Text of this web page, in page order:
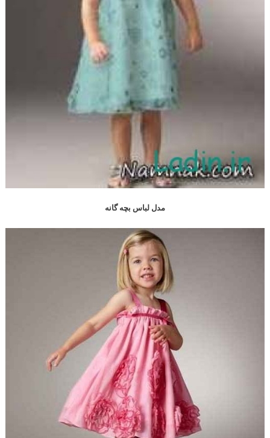
مدل لباس بچه گانه